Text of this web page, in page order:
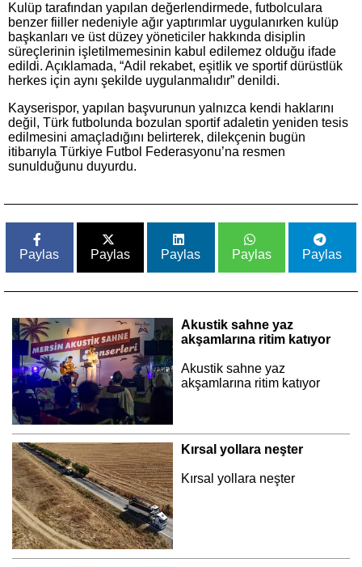
Kulüp tarafından yapılan değerlendirmede, futbolculara
benzer fiiller nedeniyle ağır yaptırımlar uygulanırken kulüp
başkanları ve üst düzey yöneticiler hakkında disiplin
süreçlerinin işletilmemesinin kabul edilemez olduğu ifade
edildi. Açıklamada, “Adil rekabet, eşitlik ve sportif dürüstlük
herkes için aynı şekilde uygulanmalıdır” denildi.
Kayserispor, yapılan başvurunun yalnızca kendi haklarını
değil, Türk futbolunda bozulan sportif adaletin yeniden tesis
edilmesini amaçladığını belirterek, dilekçenin bugün
itibarıyla Türkiye Futbol Federasyonu’na resmen
sunulduğunu duyurdu.
Paylas Paylas Paylas Paylas Paylas
Akustik sahne yaz
akşamlarına ritim katıyor
Akustik sahne yaz
akşamlarına ritim katıyor
Kırsal yollara neşter
Kırsal yollara neşter